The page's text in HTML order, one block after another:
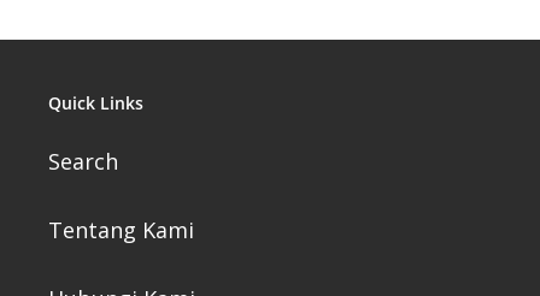
Quick Links
Search
Tentang Kami